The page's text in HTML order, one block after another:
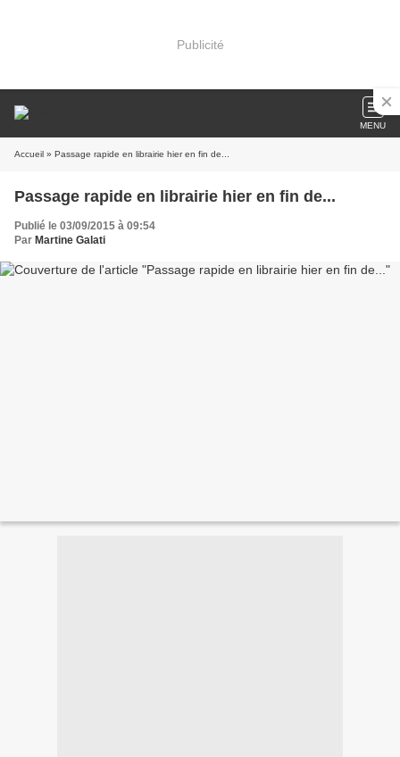
Publicité
MENU
Accueil » Passage rapide en librairie hier en fin de...
Passage rapide en librairie hier en fin de...
Publié le 03/09/2015 à 09:54
Par Martine Galati